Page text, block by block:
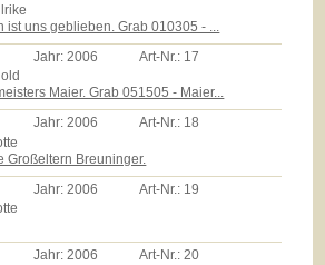
uns geblieben. Grab 010305 - ...
Jahr:2006 Art-Nr.: 17
Maier. Grab 051505 - Maier...
Jahr:2006 Art-Nr.: 18
Großeltern Breuninger.
Jahr:2006 Art-Nr.: 19
Jahr:2006 Art-Nr.:20